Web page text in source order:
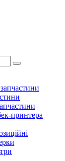
принтера